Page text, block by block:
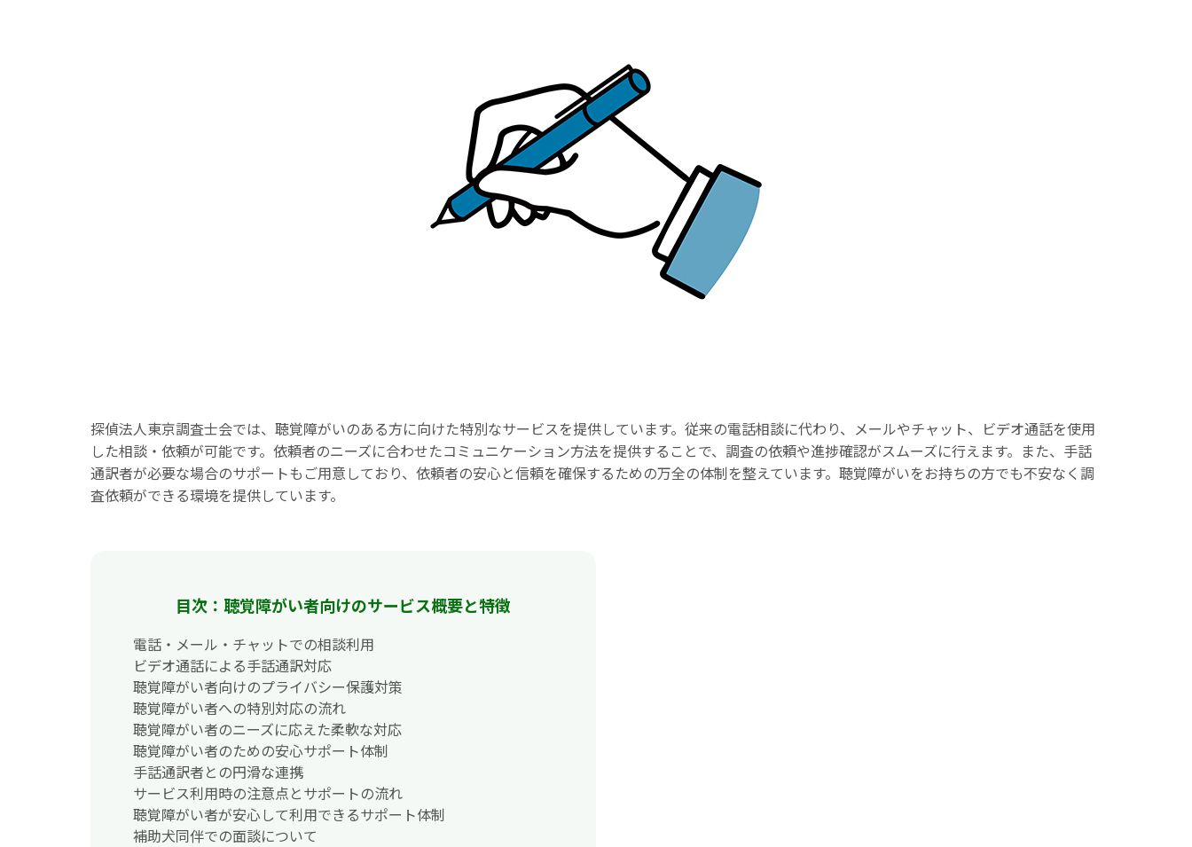
探偵法人東京調査士会では、聴覚障がいのある方に向けた特別なサービスを提供しています。従来の電話相談に代わり、メールやチャット、ビデオ通話を使用
した相談・依頼が可能です。依頼者のニーズに合わせたコミュニケーション方法を提供することで、調査の依頼や進捗確認がスムーズに行えます。また、手話
通訳者が必要な場合のサポートもご用意しており、依頼者の安心と信頼を確保するための万全の体制を整えています。聴覚障がいをお持ちの方でも不安なく調
査依頼ができる環境を提供しています。
目次：聴覚障がい者向けのサービス概要と特徴
電話・メール・チャットでの相談利用
ビデオ通話による手話通訳対応
聴覚障がい者向けのプライバシー保護対策
聴覚障がい者への特別対応の流れ
聴覚障がい者のニーズに応えた柔軟な対応
聴覚障がい者のための安心サポート体制
手話通訳者との円滑な連携
サービス利用時の注意点とサポートの流れ
聴覚障がい者が安心して利用できるサポート体制
補助犬同伴での面談について